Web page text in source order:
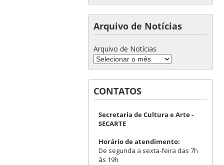
Arquivo de Notícias
Arquivo de Notícias
CONTATOS
Secretaria de Cultura e Arte -
SECARTE
Horário de atendimento:
De segunda a sexta-feira das 7h
às 19h